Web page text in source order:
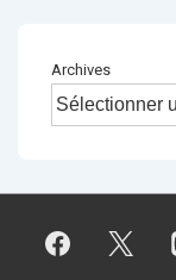
Archives